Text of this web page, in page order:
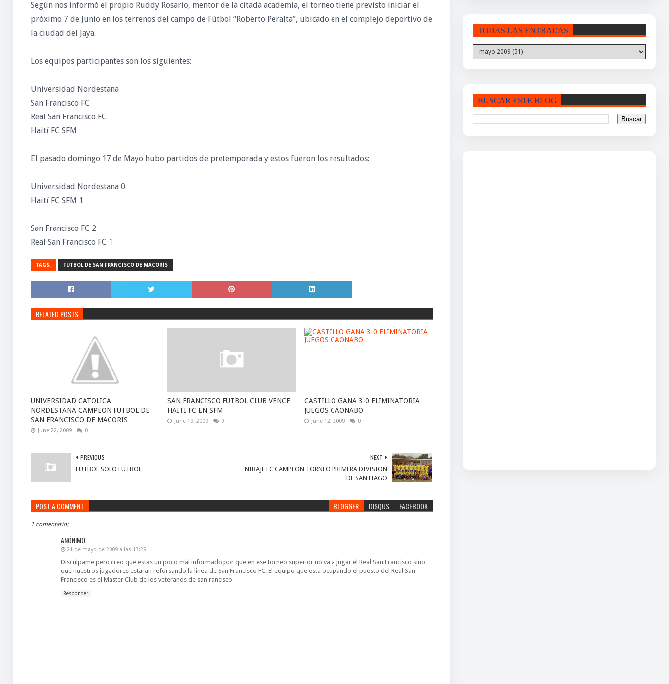
Según nos informó el propio Ruddy Rosario, mentor de la citada academia, el torneo tiene previsto iniciar el
próximo 7 de Junio en los terrenos del campo de Fútbol “Roberto Peralta”, ubicado en el complejo deportivo de
la ciudad del Jaya.
Los equipos participantes son los siguientes:
Universidad Nordestana
San Francisco FC
Real San Francisco FC
Haití FC SFM
El pasado domingo 17 de Mayo hubo partidos de pretemporada y estos fueron los resultados:
Universidad Nordestana 0
Haití FC SFM 1
San Francisco FC 2
Real San Francisco FC 1
TAGS: FUTBOL DE SAN FRANCISCO DE MACORÍS
RELATED POSTS
UNIVERSIDAD CATOLICA
NORDESTANA CAMPEON FUTBOL DE
SAN FRANCISCO DE MACORIS
June 22, 2009 0
SAN FRANCISCO FUTBOL CLUB VENCE
HAITI FC EN SFM
June 19, 2009 0
CASTILLO GANA 3-0 ELIMINATORIA
JUEGOS CAONABO
June 12, 2009 0
NEXT
NIBAJE FC CAMPEON TORNEO PRIMERA DIVISION
DE SANTIAGO
PREVIOUS
FUTBOL SOLO FUTBOL
POST A COMMENT BLOGGER DISQUS FACEBOOK
1 comentario:
ANÓNIMO
21 de mayo de 2009 a las 13:29
Disculpame pero creo que estas un poco mal informado por que en ese torneo superior no va a jugar el Real San Francisco sino
que nuestros jugadores estaran reforsando la linea de San Francisco FC. El equipo que esta ocupando el puesto del Real San
Francisco es el Master Club de los veteranos de san rancisco
Responder
TODAS LAS ENTRADAS
BUSCAR ESTE BLOG